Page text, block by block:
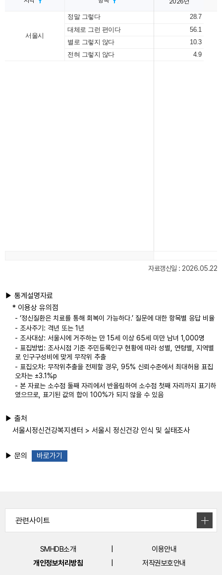
서울시
정말 그렇다
대체로 그런 편이다
별로 그렇지 않다
전혀 그렇지 않다
28.7
56.1
10.3
4.9
자료갱신일 : 2026.05.22
▶ 통계설명자료
* 이용상 유의점
- ‘정신질환은 치료를 통해 회복이 가능하다.’ 질문에 대한 항목별 응답 비율
- 조사주기: 격년 또는 1년
- 조사대상: 서울시에 거주하는 만 15세 이상 65세 미만 남녀 1,000명
- 표집방법: 조사시점 기준 주민등록인구 현황에 따라 성별, 연령별, 지역별
로 인구구성비에 맞게 무작위 추출
- 표집오차: 무작위추출을 전제할 경우, 95% 신뢰수준에서 최대허용 표집
오차는 ±3.1%p
- 본 자료는 소수점 둘째 자리에서 반올림하여 소수점 첫째 자리까지 표기하
였으므로, 표기된 값의 합이 100%가 되지 않을 수 있음
▶ 출처
서울시정신건강복지센터 > 서울시 정신건강 인식 및 실태조사
▶ 문의 바로가기
SMHDB소개
이용안내
개인정보처리방침
저작권보호안내